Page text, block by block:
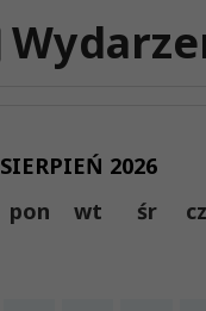
SIERPIEŃ 2026
pon
wt śr